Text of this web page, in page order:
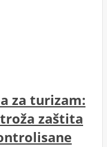
za turizam:
zaštita